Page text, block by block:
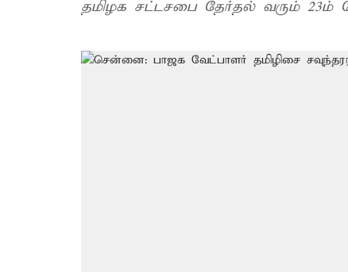
தமிழக சட்டசபை தேர்தல் வரும் 23ம்